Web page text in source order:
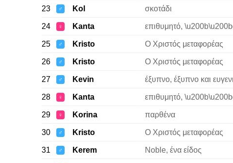
23 ♂ Kol σκοτάδι
24 ♀ Kanta επιθυμητό,
25 ♂ Kristo Ο Χριστός μεταφορέας
26 ♂ Kristo Ο Χριστός μεταφορέας
27 ♂ Kevin έξυπνο, έξυπνο και
28 ♀ Kanta επιθυμητό,
29 ♀ Korina παρθένα
30 ♂ Kristo Ο Χριστός μεταφορέας
31 ♂ Kerem Noble, ένα είδος